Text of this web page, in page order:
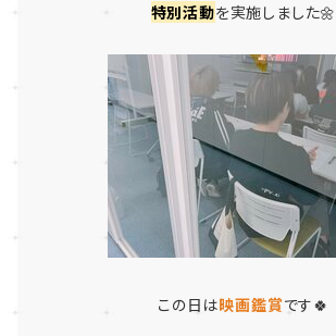
特別活動を実施しました🌼
この日は映画鑑賞です🍀